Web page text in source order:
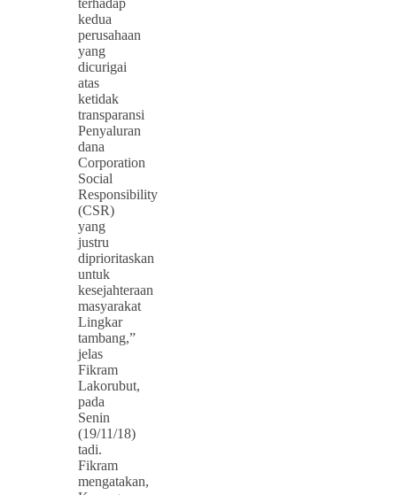
terhadap
kedua
perusahaan
yang
dicurigai
atas
ketidak
transparansi
Penyaluran
dana
Corporation
Social
Responsibility
(CSR)
yang
justru
diprioritaskan
untuk
kesejahteraan
masyarakat
Lingkar
tambang,”
jelas
Fikram
Lakorubut,
pada
Senin
(19/11/18)
tadi.
Fikram
mengatakan,